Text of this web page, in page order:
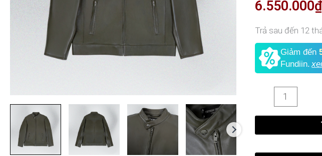
6.550.000₫
Trả sau đến 12
Giảm đến
Fundiin.